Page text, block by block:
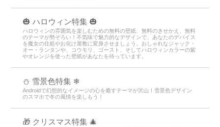
🎃 ハロウィン特集 🎃
ハロウィンの雰囲気を楽しむための無料の壁紙、無料のきせかえ、無料
のテーマが勢ぞろい！不気味で魅力的なデザインで、あなたのデバイス
を魔女の住処やお化け屋敷に変身させましょう。おしゃれなジャック・
オー・ランタンや、コウモリ、ゴースト、そしてハロウィンカラーの紫
やオレンジを使った壁紙があなたを待っています。
⛄ 雪景色特集 ❄
Androidで幻想的なイメージの心を癒すテーマが沢山！雪景色デザイン
のスマホで冬の風情を楽しもう！
🎁 クリスマス特集 🎄